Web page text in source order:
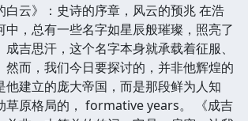
白云》：史诗的序章，风云的预兆 在浩
中，总有一些名字如星辰般璀璨，照亮了
吉思汗，这个名字本身就承载着征服、
然而，我们今日要探讨的，并非他辉煌的
他建立的庞大帝国，而是那段鲜为人知
草原格局的， formative years。 《成吉